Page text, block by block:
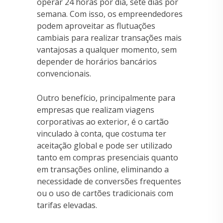
semana. Com isso, os empreendedores
podem aproveitar as flutuações
cambiais para realizar transações mais
vantajosas a qualquer momento, sem
depender de horários bancários
convencionais.
Outro benefício, principalmente para
empresas que realizam viagens
corporativas ao exterior, é o cartão
vinculado à conta, que costuma ter
aceitação global e pode ser utilizado
tanto em compras presenciais quanto
em transações online, eliminando a
necessidade de conversões frequentes
ou o uso de cartões tradicionais com
tarifas elevadas.